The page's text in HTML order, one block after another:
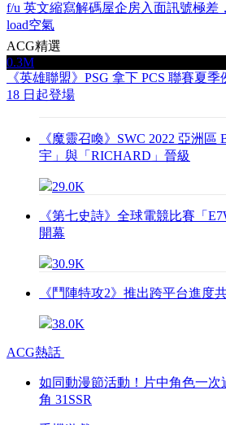
f/u 英文縮寫解碼屋企房入面訊號極差
load空氣
ACG精選
0.3M
《英雄聯盟》PSG 拿下 PCS 聯賽夏
18 日起登場
《魔靈召喚》SWC 2022 亞洲
宇」與「RICHARD」晉級
29.0K
《第七史詩》全球電競比賽「
開幕
30.9K
《鬥陣特攻2》推出跨平台進度
38.0K
ACG熱話
如同動漫節活動！片中角色一次
角 31SSR